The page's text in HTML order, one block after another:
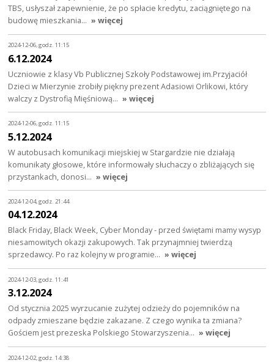
TBS, usłyszał zapewnienie, że po spłacie kredytu, zaciągniętego na
budowę mieszkania… » więcej
2024-12-06, godz. 11:15
6.12.2024
Uczniowie z klasy Vb Publicznej Szkoły Podstawowej im.Przyjaciół
Dzieci w Mierzynie zrobiły piękny prezent Adasiowi Orlikowi, który
walczy z Dystrofią Mięśniową… » więcej
2024-12-06, godz. 11:15
5.12.2024
W autobusach komunikacji miejskiej w Stargardzie nie działają
komunikaty głosowe, które informowały słuchaczy o zbliżających się
przystankach, donosi… » więcej
2024-12-04, godz. 21:44
04.12.2024
Black Friday, Black Week, Cyber Monday - przed świętami mamy wysyp
niesamowitych okazji zakupowych. Tak przynajmniej twierdzą
sprzedawcy. Po raz kolejny w programie… » więcej
2024-12-03, godz. 11:41
3.12.2024
Od stycznia 2025 wyrzucanie zużytej odzieży do pojemników na
odpady zmieszane będzie zakazane. Z czego wynika ta zmiana?
Gościem jest prezeska Polskiego Stowarzyszenia… » więcej
2024-12-02, godz. 14:38